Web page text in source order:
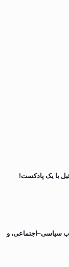
لابی اسرائیل با یک پادکست!
سیاسی–اجتماعی، و